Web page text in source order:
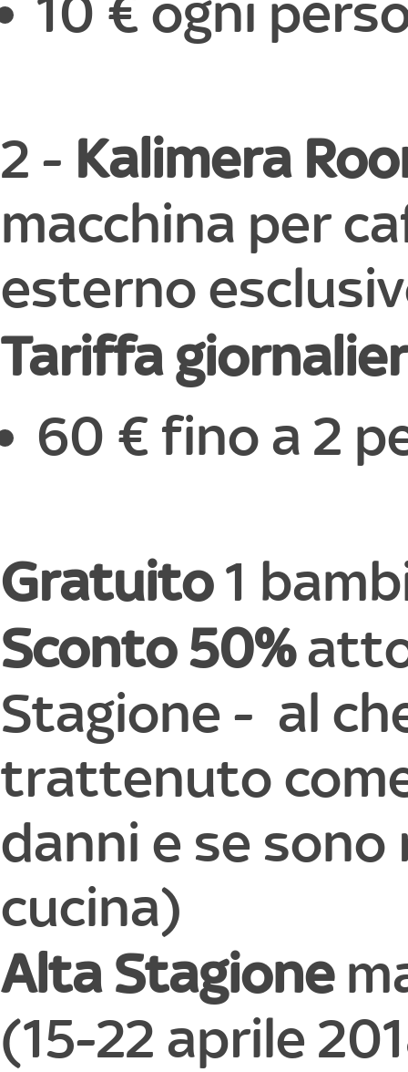
2 - Kalimera
macchina per
esterno
Tariffa
60 € fino a 2
Gratuito1
Sconto 50%
Stagione - al
trattenuto
danni e se
cucina)
Alta Stagione
(15-22 aprile